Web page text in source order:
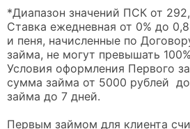
*Диапазон значений ПСК от
Ставка ежедневная от 0% до
и пеня, начисленные по
займа, не могут превышать
Условия оформления Первого
сумма займа от 5000 рублей
займа до 7 дней.
Первым займом для клиента